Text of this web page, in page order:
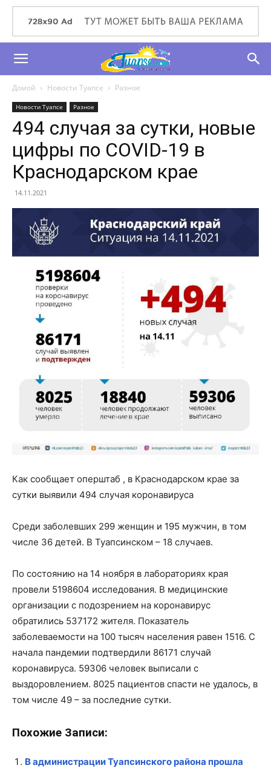
Домой Новости Туапсе Разное
Новости Туапсе Разное
494 случая за сутки, новые
цифры по COVID-19 в
Краснодарском крае
14.11.2021
Как сообщает оперштаб , в Краснодарском крае за
сутки выявили 494 случая коронавируса
Среди заболевших 299 женщин и 195 мужчин, в том
числе 36 детей. В Туапсинском – 18 случаев.
По состоянию на 14 ноября в лабораториях края
провели 5198604 исследования. В медицинские
организации с подозрением на коронавирус
обратились 537172 жителя. Показатель
заболеваемости на 100 тысяч населения равен 1516. С
начала пандемии подтвердили 86171 случай
коронавируса. 59306 человек выписали с
выздоровлением. 8025 пациентов спасти не удалось, в
том числе 49 – за последние сутки.
Похожие Записи:
В администрации Туапсинского района прошла